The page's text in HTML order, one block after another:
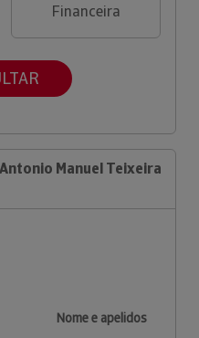
Financeira
Manuel Teixeira
Nome e apelidos